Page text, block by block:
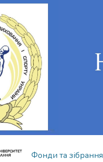
Фонди та зібрання